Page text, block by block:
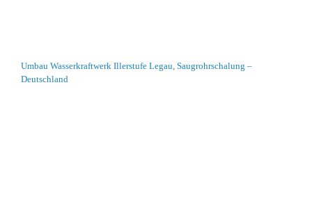
Umbau Wasserkraftwerk Illerstufe Legau, Saugrohrschalung –
Deutschland